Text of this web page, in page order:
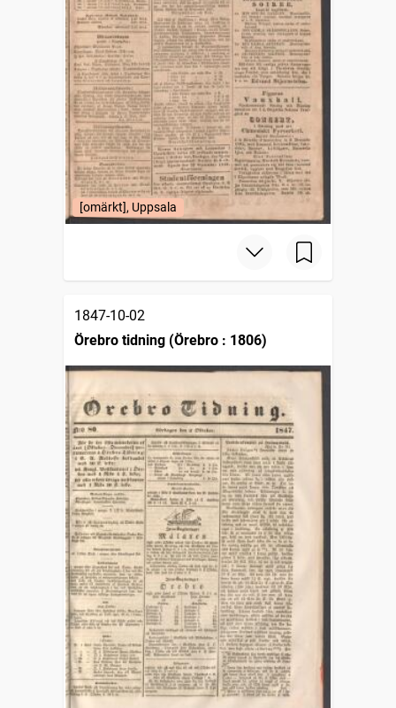
[omärkt], Uppsala
1847-10-02
Örebro tidning (Örebro : 1806)